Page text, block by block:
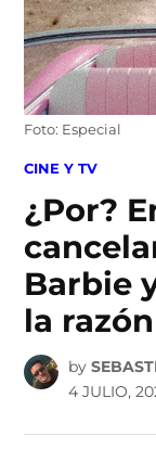
Foto: Especial
POSTED
CINE Y TV
¿Por?
Barbie
la razón
by
4 JULIO,